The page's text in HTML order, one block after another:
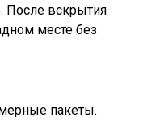
После вскрытия
месте без
пакеты.